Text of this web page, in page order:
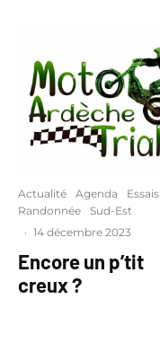
Actualité Agenda
Essais
Randonnée
Sud-Est
· 14 décembre 2023
Encore un p’tit
creux ?